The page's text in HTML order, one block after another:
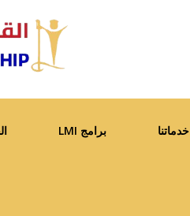
خدماتنا برامج LMI